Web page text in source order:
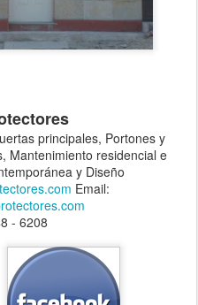
principales, Portones y
Mantenimiento residencial e
y Diseño
Email:
- 6208